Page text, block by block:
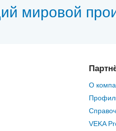
мировой
О
VEKA